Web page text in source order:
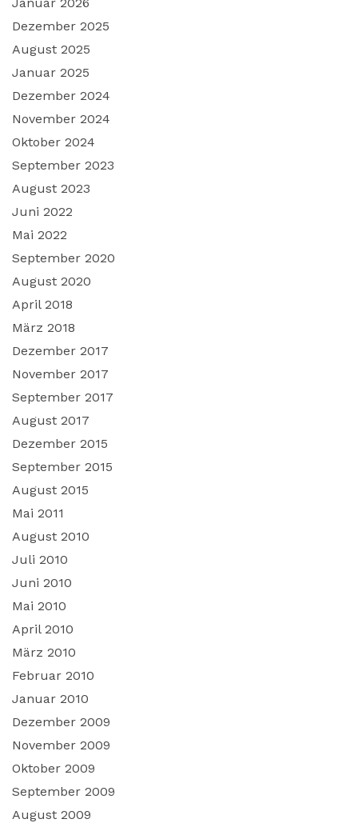
Dezember 2025
August 2025
Januar 2025
Dezember 2024
November 2024
Oktober 2024
September 2023
August 2023
Juni 2022
Mai 2022
September 2020
August 2020
April 2018
März 2018
Dezember 2017
November 2017
September 2017
August 2017
Dezember 2015
September 2015
August 2015
Mai 2011
August 2010
Juli 2010
Juni 2010
Mai 2010
April 2010
März 2010
Februar 2010
Januar 2010
Dezember 2009
November 2009
Oktober 2009
September 2009
August 2009